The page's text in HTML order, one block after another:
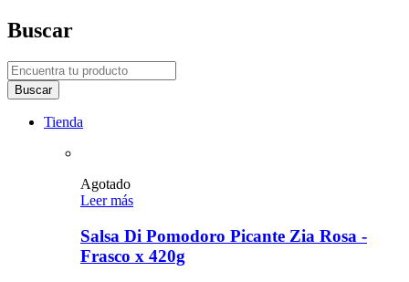
Buscar
Tienda
Agotado
Leer más
Salsa Di Pomodoro Picante Zia Rosa -
Frasco x 420g